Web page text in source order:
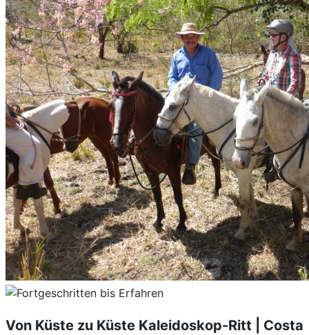
Von Küste zu Küste Kaleidoskop-Ritt | Costa